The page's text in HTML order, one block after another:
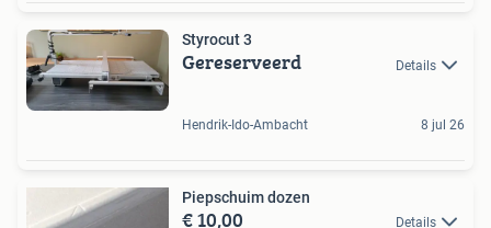
Styrocut 3
Gereserveerd Details
Hendrik-Ido-Ambacht 8 jul 26
Piepschuim dozen
€ 10,00 Details